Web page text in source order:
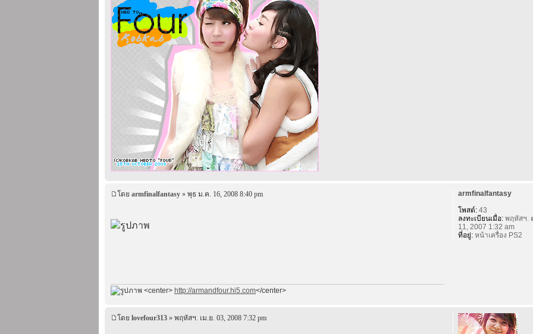
โดย armfinalfantasy » พุธ ม.ค. 16, 2008 8:40 pm
<center> http://armandfour.hi5.com</center>
armfinalfantasy
โพสต์:43
ลงทะเบียนเมื่อ:พฤหัสฯ.
11, 2007 1:32 am
ที่อยู่:หน้าเครื่อง PS2
โดย lovefour313 » พฤหัสฯ. เม.ย. 03, 2008 7:32 pm